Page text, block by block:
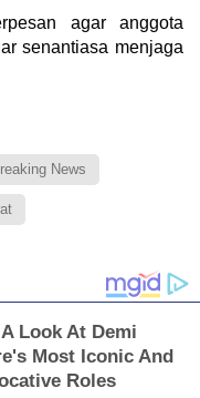
agar anggota
senantiasa menjaga
News